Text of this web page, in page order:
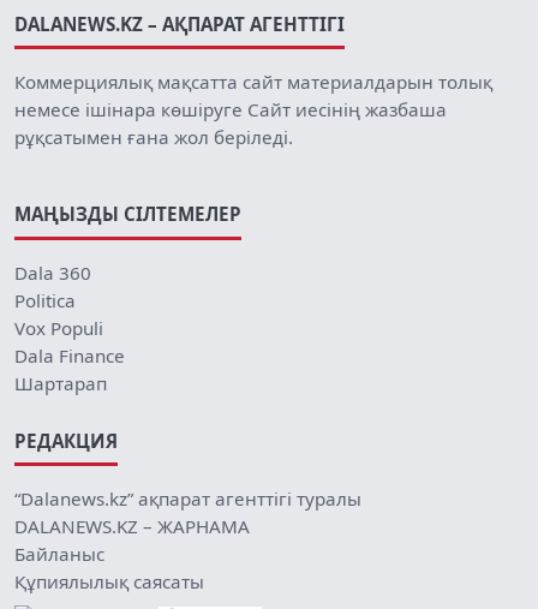
DALANEWS.KZ – АҚПАРАТ АГЕНТТІГІ
Коммерциялық мақсатта сайт материалдарын толық
немесе ішінара көшіруге Сайт иесінің жазбаша
рұқсатымен ғана жол беріледі.
МАҢЫЗДЫ СІЛТЕМЕЛЕР
Dala 360
Politica
Vox Populi
Dala Finance
Шартарап
РЕДАКЦИЯ
“Dalanews.kz” ақпарат агенттігі туралы
DALANEWS.KZ – ЖАРНАМА
Байланыс
Құпиялылық саясаты